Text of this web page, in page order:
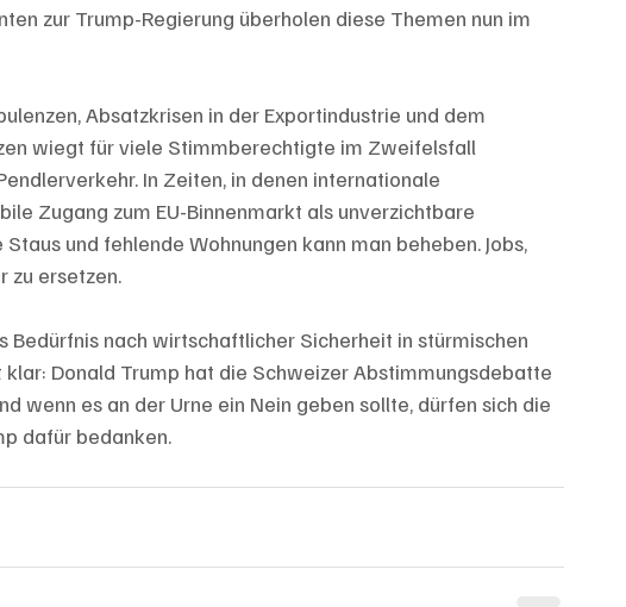
zur Trump-Regierung überholen diese Themen nun im
Absatzkrisen in der Exportindustrie und dem
wiegt für viele Stimmberechtigte im Zweifelsfall
In Zeiten, in denen internationale
Zugang zum EU-Binnenmarkt als unverzichtbare
und fehlende Wohnungen kann man beheben. Jobs,
zu ersetzen.
Bedürfnis nach wirtschaftlicher Sicherheit in stürmischen
Donald Trump hat die Schweizer Abstimmungsdebatte
wenn es an der Urne ein Nein geben sollte, dürfen sich die
dafür bedanken.